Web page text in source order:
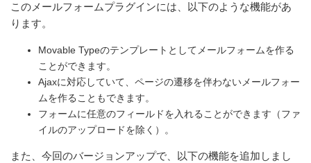
このメールフォームプラグインには、以下のような機能があ
ります。
Movable Typeのテンプレートとしてメールフォームを作る
ことができます。
Ajaxに対応していて、ページの遷移を伴わないメールフォー
ムを作ることもできます。
フォームに任意のフィールドを入れることができます（ファ
イルのアップロードを除く）。
また、今回のバージョンアップで、以下の機能を追加しまし